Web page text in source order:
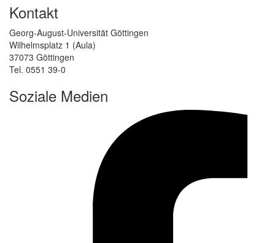
Kontakt
Georg-August-Universität Göttingen
Wilhelmsplatz 1 (Aula)
37073 Göttingen
Tel. 0551 39-0
Soziale Medien